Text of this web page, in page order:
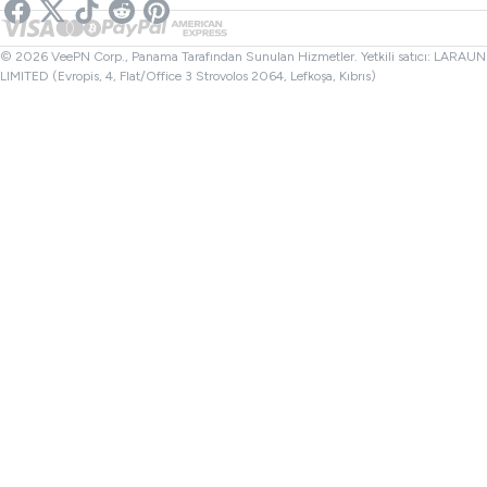
Netflix VPN
Bağlantı Kontrolü
Dosya Kontrol
Kanada VPN
Türkiye VPN
Ortaklar
© 2026 VeePN Corp., Panama Tarafından Sunulan Hizmetler. Yetkili satıcı: LARAUN
LIMITED (Evropis, 4, Flat/Office 3 Strovolos 2064, Lefkoşa, Kıbrıs)